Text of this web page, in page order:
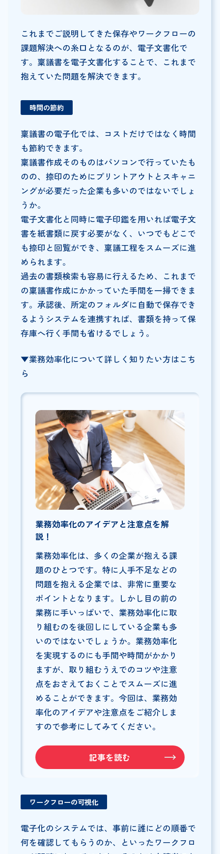
これまでご説明してきた保存やワークフローの
課題解決への糸口となるのが、電子文書化で
す。稟議書を電子文書化することで、これまで
抱えていた問題を解決できます。
時間の節約
稟議書の電子化では、コストだけではなく時間
も節約できます。
稟議書作成そのものはパソコンで行っていたも
のの、捺印のためにプリントアウトとスキャニ
ングが必要だった企業も多いのではないでしょ
うか。
電子文書化と同時に電子印鑑を用いれば電子文
書を紙書類に戻す必要がなく、いつでもどこで
も捺印と回覧ができ、稟議工程をスムーズに進
められます。
過去の書類検索も容易に行えるため、これまで
の稟議書作成にかかっていた手間を一掃できま
す。承認後、所定のフォルダに自動で保存でき
るようシステムを連携すれば、書類を持って保
存庫へ行く手間も省けるでしょう。
▼業務効率化について詳しく知りたい方はこち
ら
記事を読む
業務効率化のアイデアと注意点を解
説！
業務効率化は、多くの企業が抱える課
題のひとつです。特に人手不足などの
問題を抱える企業では、非常に重要な
ポイントとなります。しかし目の前の
業務に手いっぱいで、業務効率化に取
り組むのを後回しにしている企業も多
いのではないでしょうか。業務効率化
を実現するのにも手間や時間がかかり
ますが、取り組むうえでのコツや注意
点をおさえておくことでスムーズに進
めることができます。今回は、業務効
率化のアイデアや注意点をご紹介しま
すので参考にしてみてください。
ワークフローの可視化
電子化のシステムでは、事前に誰にどの順番で
何を確認してもらうのか、といったワークフロ